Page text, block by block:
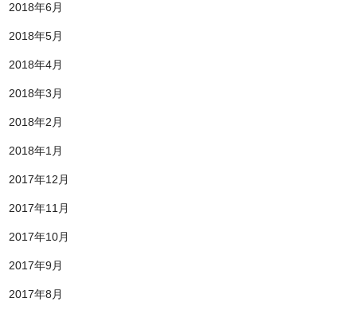
2018年6月
2018年5月
2018年4月
2018年3月
2018年2月
2018年1月
2017年12月
2017年11月
2017年10月
2017年9月
2017年8月